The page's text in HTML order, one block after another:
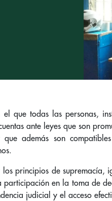
que todas las personas,
ante leyes que son
además son
principios de supremacía,
en la toma de
judicial y el acceso